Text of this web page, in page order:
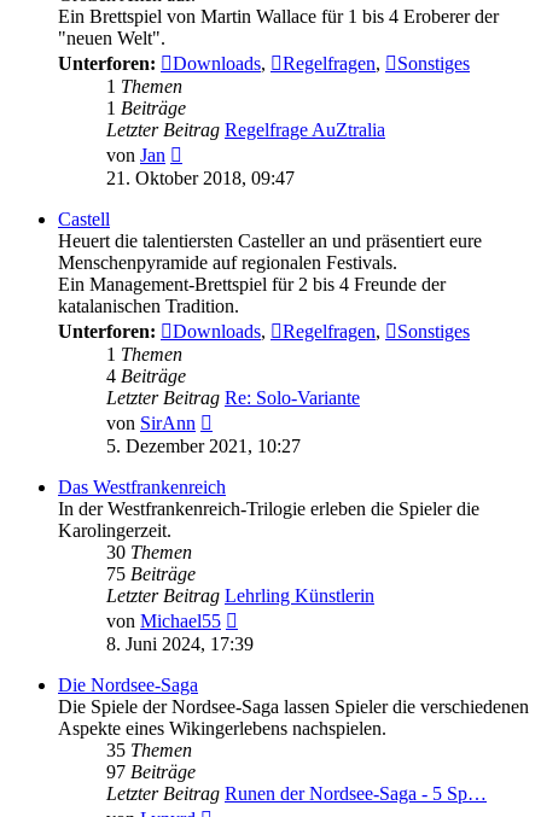
Ein Brettspiel von Martin Wallace für 1 bis 4 Eroberer der
"neuen Welt".
Unterforen:
Downloads, Regelfragen,
Sonstiges
1 Themen
1 Beiträge
Letzter Beitrag Regelfrage AuZtralia
von Jan
Beitrag
21. Oktober 2018, 09:47
Castell
Heuert die talentiersten Casteller an und präsentiert eure
Menschenpyramide auf regionalen Festivals.
Ein Management-Brettspiel für 2 bis 4 Freunde der
katalanischen Tradition.
Unterforen:
Downloads, Regelfragen,
Sonstiges
1 Themen
4 Beiträge
Letzter Beitrag Re: Solo-Variante
von SirAnn
Beitrag
5. Dezember 2021, 10:27
Das Westfrankenreich
In der Westfrankenreich-Trilogie erleben die Spieler die
Karolingerzeit.
30 Themen
75 Beiträge
Letzter Beitrag Lehrling Künstlerin
von Michael55
Beitrag
8. Juni 2024, 17:39
Die Nordsee-Saga
Die Spiele der Nordsee-Saga lassen Spieler die verschiedenen
Aspekte eines Wikingerlebens nachspielen.
35 Themen
97 Beiträge
Letzter Beitrag Runen der Nordsee-Saga - 5 Sp…